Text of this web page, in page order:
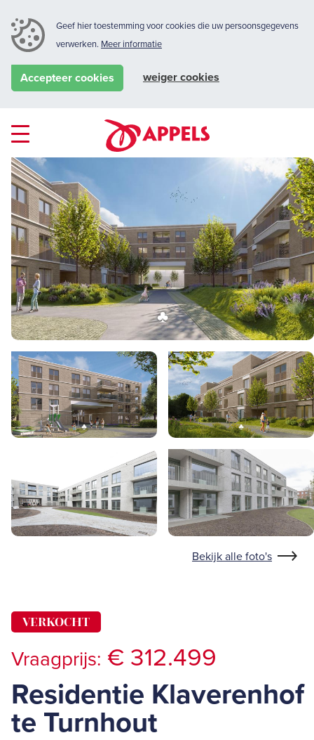
Geef hier toestemming voor cookies die uw persoonsgegevens
verwerken. Meer informatie
Accepteer cookies weiger cookies
Bekijk alle foto's
VERKOCHT
Vraagprijs: € 312.499
Residentie Klaverenhof
te Turnhout